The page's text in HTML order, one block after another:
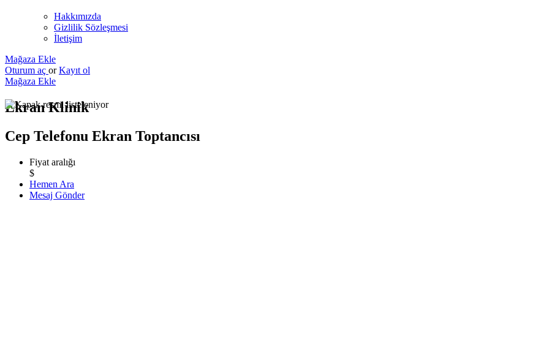
Hakkımızda
Gizlilik Sözleşmesi
İletişim
Mağaza Ekle
Oturum aç or Kayıt ol
Mağaza Ekle
Ekran Klinik
Cep Telefonu Ekran Toptancısı
Fiyat aralığı
$
Hemen Ara
Mesaj Gönder